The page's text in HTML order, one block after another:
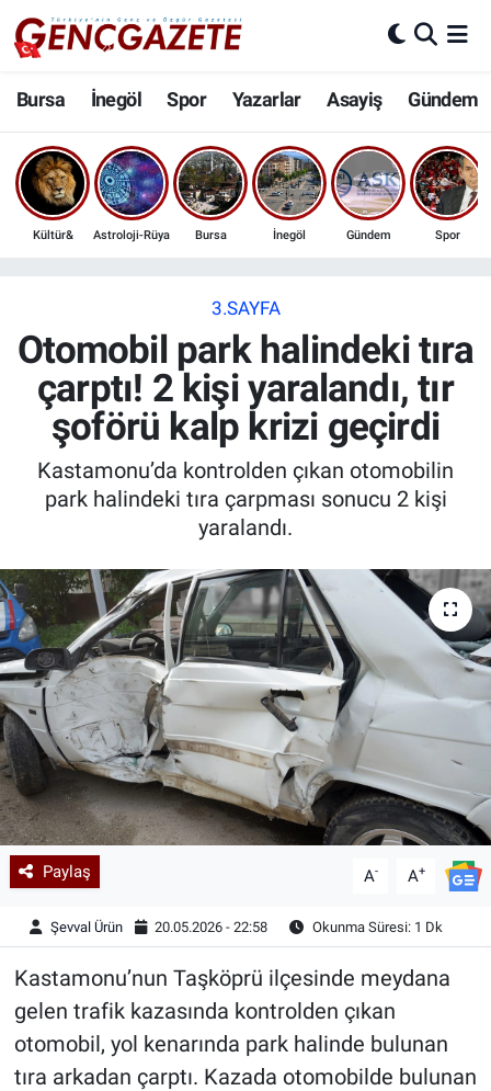
Bursa İnegöl Spor Yazarlar Asayiş Gündem
Kültür& Astroloji-Rüya Bursa İnegöl Gündem Spor
3.SAYFA
Otomobil park halindeki tıra
çarptı! 2 kişi yaralandı, tır
şoförü kalp krizi geçirdi
Kastamonu’da kontrolden çıkan otomobilin
park halindeki tıra çarpması sonucu 2 kişi
yaralandı.
Paylaş A- A+
Şevval Ürün 20.05.2026 - 22:58 Okunma Süresi: 1 Dk
Kastamonu’nun Taşköprü ilçesinde meydana
gelen trafik kazasında kontrolden çıkan
otomobil, yol kenarında park halinde bulunan
tıra arkadan çarptı. Kazada otomobilde bulunan
Bursa
İnegöl
3.SAYFA
Ekonomi
Güncel
İnanç
Kültür & Sanat
Sağlık
Siyaset
Teknoloji
Yazarlar
Astroloji-Rüya
Nöbetçi Eczaneler
Hava Durumu
Trafik Durumu
Son Dakika Haberleri
Haber Arşivi